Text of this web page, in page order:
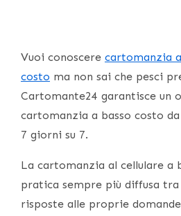
Vuoi conoscere cartomanzia
costo ma non sai che pesci
Cartomante24 garantisce un
cartomanzia a basso costo
7 giorni su 7.
La cartomanzia al cellulare a
pratica sempre più diffusa
risposte alle proprie